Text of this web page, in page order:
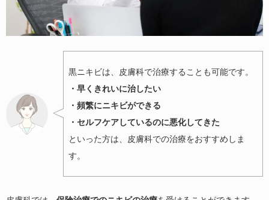
黒ニキビは、皮膚科で治療することも可能です。
・早くきれいに治したい
・頻繁にニキビができる
・セルフケアしているのに悪化してきた
といった方は、皮膚科での治療をおすすめしま
す。